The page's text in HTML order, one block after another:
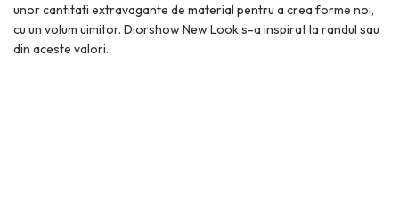
unor cantitati extravagante de material pentru a crea forme noi,
cu un volum uimitor. Diorshow New Look s-a inspirat la randul sau
din aceste valori.